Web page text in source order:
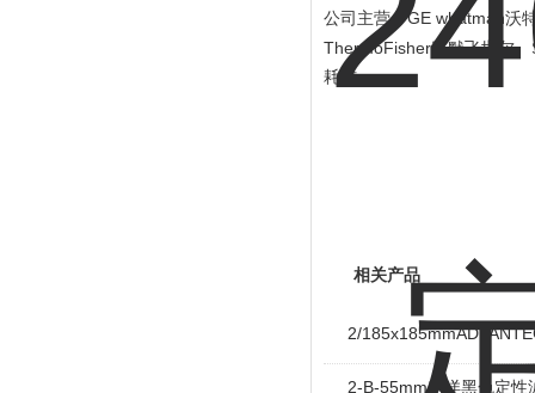
公司主营：GE whatman沃
ThermoFisher赛默飞世尔、
耗材。
相关产品
2/
2-B-55mm东洋黑色定性